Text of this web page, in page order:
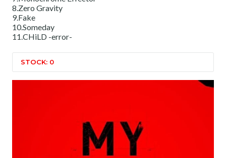
8.Zero Gravity
9.Fake
10.Someday
11.CHiLD -error-
STOCK: 0